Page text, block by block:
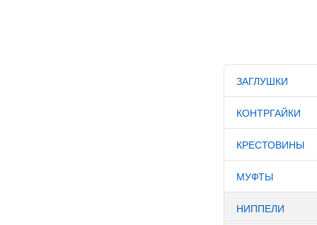
ЗАГЛУШКИ
КОНТРГАЙКИ
КРЕСТОВИНЫ
МУФТЫ
НИППЕЛИ